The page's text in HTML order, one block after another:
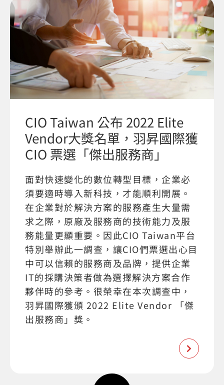
CIO Taiwan 公布 2022 Elite
Vendor大獎名單，羽昇國際獲
CIO 票選「傑出服務商」
面對快速變化的數位轉型目標，企業必
須要適時導入新科技，才能順利開展。
在企業對於解決方案的服務產生大量需
求之際，原廠及服務商的技術能力及服
務能量更顯重要。因此CIO Taiwan平台
特別舉辦此一調查，讓CIO們票選出心目
中可以信賴的服務商及品牌，提供企業
IT的採購決策者做為選擇解決方案合作
夥伴時的參考。很榮幸在本次調查中，
羽昇國際獲頒 2022 Elite Vendor 「傑
出服務商」獎。